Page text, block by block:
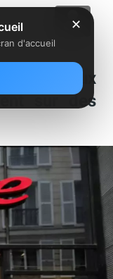
de deux
sur des
✕
d'accueil